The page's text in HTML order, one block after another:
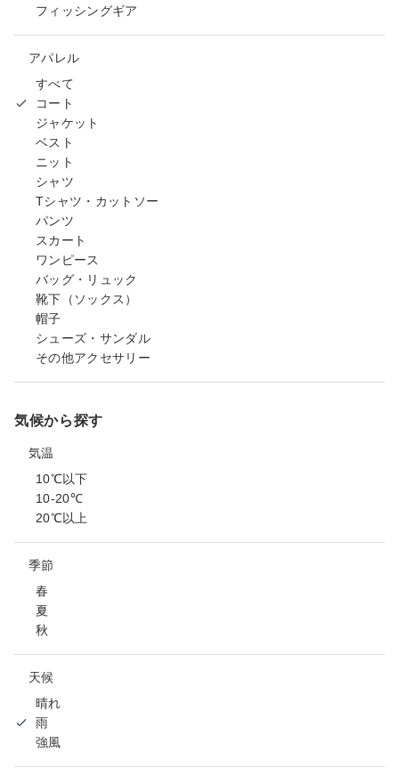
フィッシングギア
アパレル
すべて
コート
ジャケット
ベスト
ニット
シャツ
Tシャツ・カットソー
パンツ
スカート
ワンピース
バッグ・リュック
靴下（ソックス）
帽子
シューズ・サンダル
その他アクセサリー
気候から探す
気温
10℃以下
10-20℃
20℃以上
季節
春
夏
秋
天候
晴れ
雨
強風